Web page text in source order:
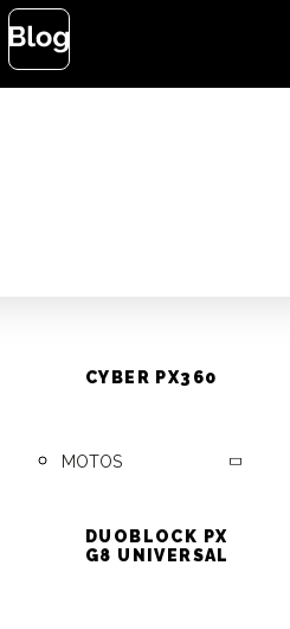
CYBER PX360
MOTOS
DUOBLOCK PX
G8 UNIVERSAL